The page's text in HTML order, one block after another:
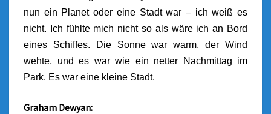
nun ein Planet oder eine Stadt war – ich weiß es
nicht. Ich fühlte mich nicht so als wäre ich an Bord
eines Schiffes. Die Sonne war warm, der Wind
wehte, und es war wie ein netter Nachmittag im
Park. Es war eine kleine Stadt.
Graham Dewyan: